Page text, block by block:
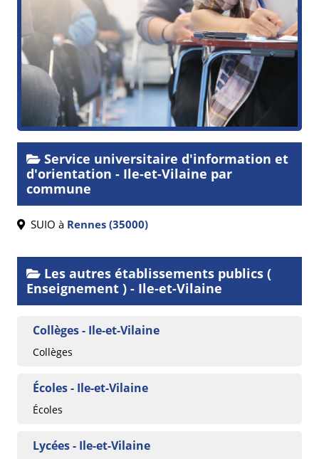
Service universitaire d'information et
d'orientation - Ile-et-Vilaine par
commune
SUIO à Rennes (35000)
Les autres établissements publics (
Enseignement ) - Ile-et-Vilaine
Collèges - Ile-et-Vilaine
Collèges
Écoles - Ile-et-Vilaine
Écoles
Lycées - Ile-et-Vilaine